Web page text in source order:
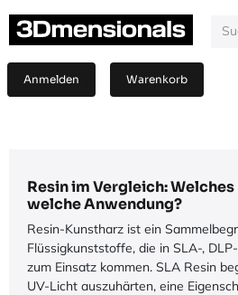
Anmelden Warenkorb
Resin im Vergleich:
welche Anwendung?
Resin-Kunstharz ist ein
Flüssigkunststoffe, die in SLA-,
zum Einsatz kommen. SLA Resin
UV-Licht auszuhärten, eine